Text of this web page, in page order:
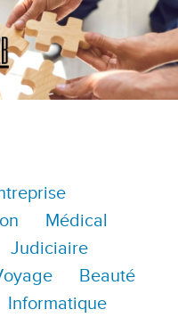
Médical
Judiciaire
Beauté
Informatique